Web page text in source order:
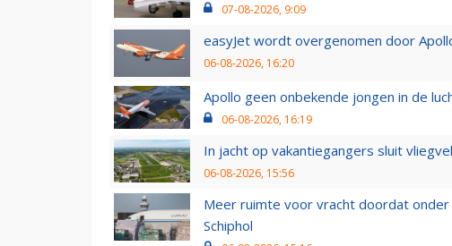
07-08-2026, 9:09
easyJet wordt overgenomen door
06-08-2026, 16:20
Apollo geen onbekende jongen in de
06-08-2026, 16:19
In jacht op vakantiegangers sluit
06-08-2026, 15:56
Meer ruimte voor vracht doordat
Schiphol